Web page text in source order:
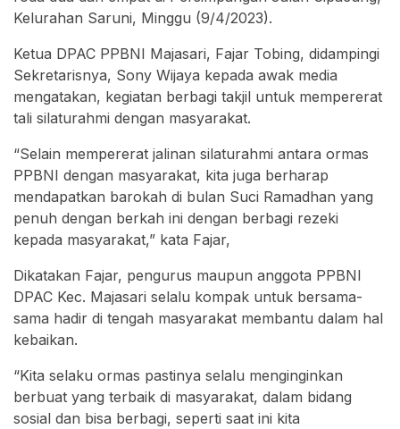
Kelurahan Saruni, Minggu (9/4/2023).
Ketua DPAC PPBNI Majasari, Fajar Tobing, didampingi
Sekretarisnya, Sony Wijaya kepada awak media
mengatakan, kegiatan berbagi takjil untuk mempererat
tali silaturahmi dengan masyarakat.
“Selain mempererat jalinan silaturahmi antara ormas
PPBNI dengan masyarakat, kita juga berharap
mendapatkan barokah di bulan Suci Ramadhan yang
penuh dengan berkah ini dengan berbagi rezeki
kepada masyarakat,” kata Fajar,
Dikatakan Fajar, pengurus maupun anggota PPBNI
DPAC Kec. Majasari selalu kompak untuk bersama-
sama hadir di tengah masyarakat membantu dalam hal
kebaikan.
“Kita selaku ormas pastinya selalu menginginkan
berbuat yang terbaik di masyarakat, dalam bidang
sosial dan bisa berbagi, seperti saat ini kita